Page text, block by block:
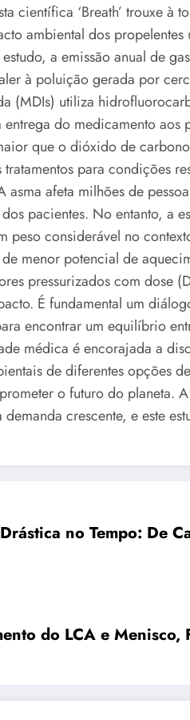
científica ‘Breath’ trouxe à
ambiental dos
a emissão anual de
à poluição gerada por
(MDIs) utiliza
do medicamento
que o dióxido de
para condições
afeta milhões de
pacientes. No entanto, a
peso considerável no
menor potencial de
pressurizados com dose
É fundamental um
encontrar um equilíbrio
médica é encorajada a
de diferentes opções
o futuro do planeta.
crescente, e este
no Tempo: De
do LCA e